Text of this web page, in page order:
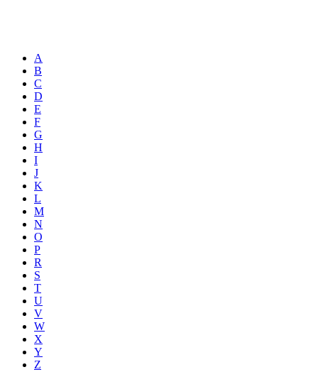
A
B
C
D
E
F
G
H
I
J
K
L
M
N
O
P
R
S
T
U
V
W
X
Y
Z